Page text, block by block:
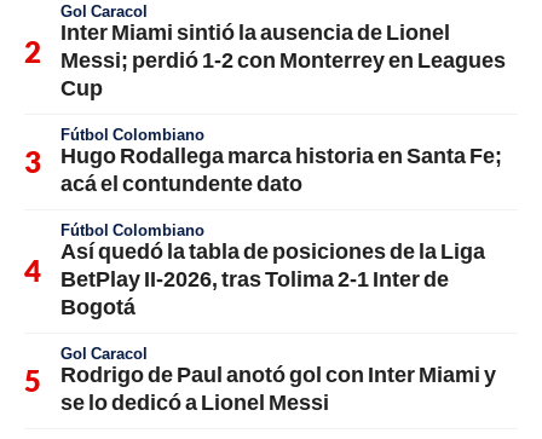
Gol Caracol
Inter Miami sintió la ausencia de Lionel
Messi; perdió 1-2 con Monterrey en Leagues
Cup
Fútbol Colombiano
Hugo Rodallega marca historia en Santa Fe;
acá el contundente dato
Fútbol Colombiano
Así quedó la tabla de posiciones de la Liga
BetPlay II-2026, tras Tolima 2-1 Inter de
Bogotá
Gol Caracol
Rodrigo de Paul anotó gol con Inter Miami y
se lo dedicó a Lionel Messi